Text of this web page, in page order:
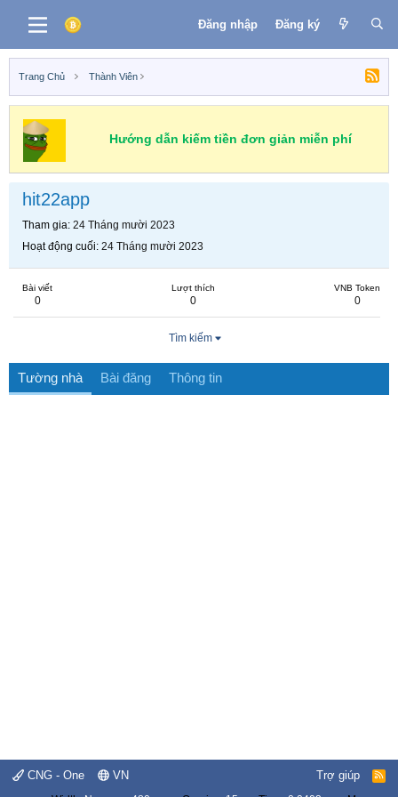
Đăng nhập Đăng ký
Trang Chủ Thành Viên
Hướng dẫn kiếm tiền đơn giản miễn phí
hit22app
Tham gia 24 Tháng mười 2023
Hoạt động cuối 24 Tháng mười 2023
Bài viết
0
Lượt thích
0
VNB Token
0
Tìm kiếm
Tường nhà Bài đăng Thông tin
CNG - One VN Trợ giúp
R